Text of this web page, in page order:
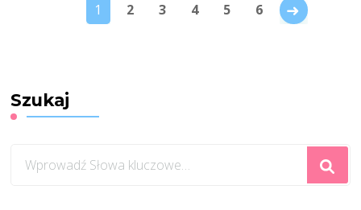
1 2 3 4 5 6
Szukaj
czegoś?